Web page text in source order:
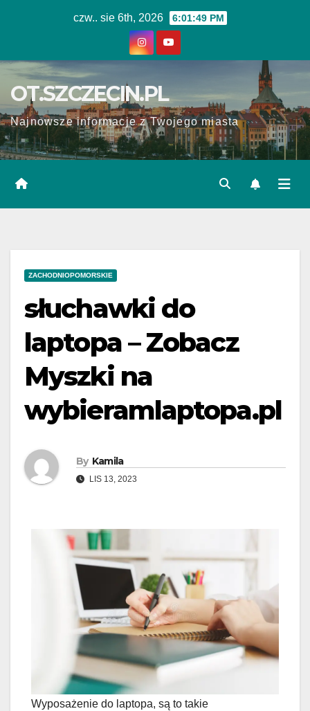
czw.. sie 6th, 2026 6:01:50 PM
OT.SZCZECIN.PL
Najnowsze informacje z Twojego miasta
ZACHODNIOPOMORSKIE
słuchawki do
laptopa – Zobacz
Myszki na
wybieramlaptopa.pl
By Kamila
LIS 13, 2023
Wyposażenie do laptopa, są to takie